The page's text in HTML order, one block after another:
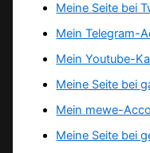
Meine Seite bei
Mein Telegram-
Mein Youtube-
Meine Seite bei
Mein mewe-
Meine Seite bei